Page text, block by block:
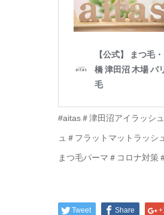
#aitas＃津田沼アイラッシ
ュ＃フラットマットラッシ
まつ毛パーマ＃コロナ対策
Tweet Share